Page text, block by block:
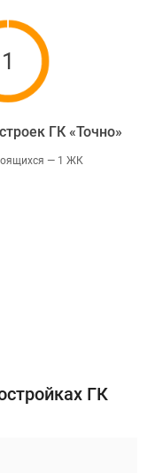
1
ГК «Точно»
— 1 ЖК
ГК